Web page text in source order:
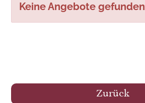
Keine Angebote gefunden
Zurück